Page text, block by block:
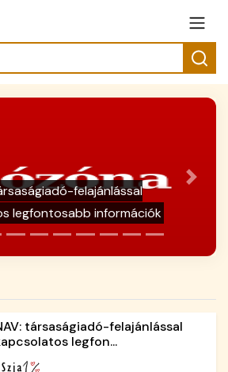
kutyameleg - házi
cédelme
Next
társaságiadó-felajánlással
legfon...